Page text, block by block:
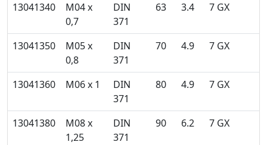
13041340
M04 x
0,7
DIN
371
63 3.4 7 GX
13041350
M05 x
0,8
DIN
371
70 4.9 7 GX
13041360 M06 x 1
DIN
371
80 4.9 7 GX
13041380
M08 x
1,25
DIN
371
90 6.2 7 GX